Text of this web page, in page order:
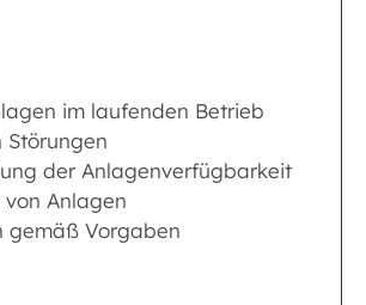
im laufenden Betrieb
Störungen
der Anlagenverfügbarkeit
Anlagen
gemäß Vorgaben